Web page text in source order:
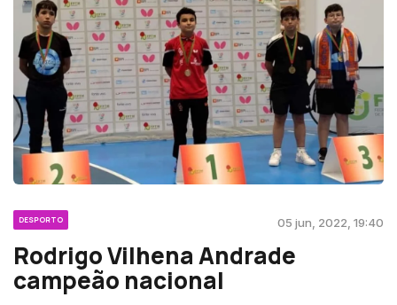
DESPORTO 05 jun, 2022, 19:40
Rodrigo Vilhena Andrade
campeão nacional